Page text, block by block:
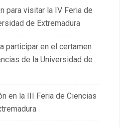
para visitar la IV Feria de
de Extremadura
participar en el certamen
de la Universidad de
en la III Feria de Ciencias